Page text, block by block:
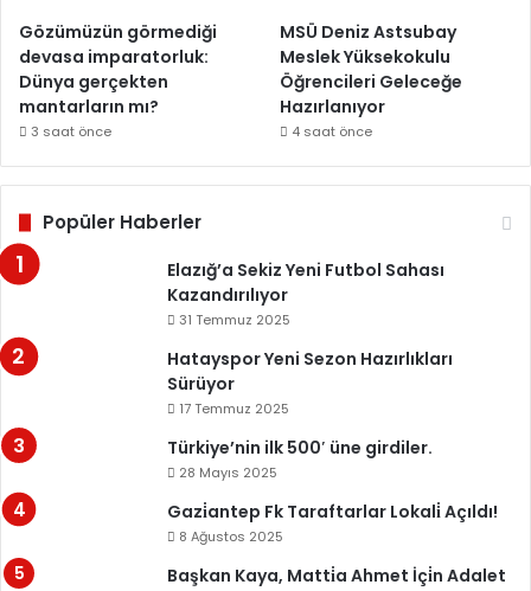
Gözümüzün görmediği
devasa imparatorluk:
Dünya gerçekten
mantarların mı?
3 saat önce
MSÜ Deniz Astsubay
Meslek Yüksekokulu
Öğrencileri Geleceğe
Hazırlanıyor
4 saat önce
Popüler Haberler
Elazığ’a Sekiz Yeni Futbol Sahası
Kazandırılıyor
31 Temmuz 2025
Hatayspor Yeni Sezon Hazırlıkları
Sürüyor
17 Temmuz 2025
Türkiye’nin ilk 500′ üne girdiler.
28 Mayıs 2025
Gazi̇antep Fk Taraftarlar Lokali̇ Açıldı!
8 Ağustos 2025
Başkan Kaya, Matti̇a Ahmet İçi̇n Adalet